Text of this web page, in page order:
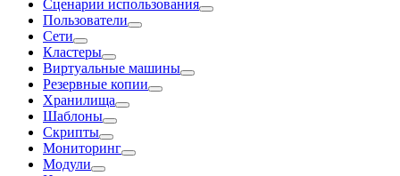
Сценарии использования
Пользователи
Сети
Кластеры
Виртуальные машины
Резервные копии
Хранилища
Шаблоны
Скрипты
Мониторинг
Модули